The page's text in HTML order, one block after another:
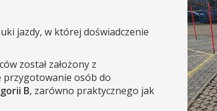
jazdy, w której doświadczenie
został założony z
osób do
B, zarówno praktycznego jak